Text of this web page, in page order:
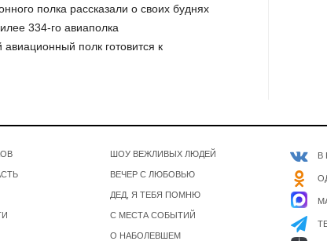
полка рассказали о своих буднях
334-го авиаполка
полк готовится к
ШОУ ВЕЖЛИВЫХ ЛЮДЕЙ
ВЕЧЕР С ЛЮБОВЬЮ
ДЕД, Я ТЕБЯ ПОМНЮ
С МЕСТА СОБЫТИЙ
О НАБОЛЕВШЕМ
В